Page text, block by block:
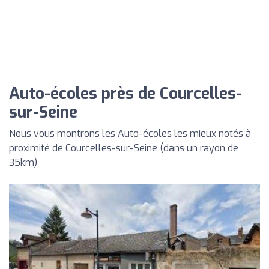
Auto-écoles près de Courcelles-
sur-Seine
Nous vous montrons les Auto-écoles les mieux notés à
proximité de Courcelles-sur-Seine (dans un rayon de
35km)